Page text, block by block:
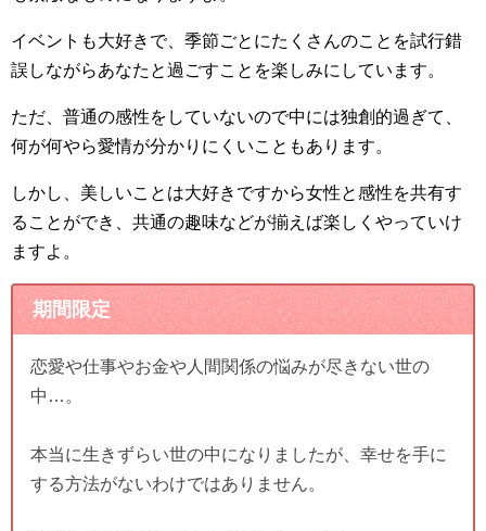
イベントも大好きで、季節ごとにたくさんのことを試行錯
誤しながらあなたと過ごすことを楽しみにしています。
ただ、普通の感性をしていないので中には独創的過ぎて、
何が何やら愛情が分かりにくいこともあります。
しかし、美しいことは大好きですから女性と感性を共有す
ることができ、共通の趣味などが揃えば楽しくやっていけ
ますよ。
期間限定
恋愛や仕事やお金や人間関係の悩みが尽きない世の
中…。
本当に生きずらい世の中になりましたが、幸せを手に
する方法がないわけではありません。